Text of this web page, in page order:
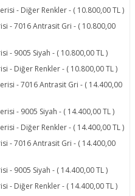
- Diğer Renkler - ( 10.800,00 TL )
- 7016 Antrasit Gri - ( 10.800,00
- 9005 Siyah - ( 10.800,00 TL )
- Diğer Renkler - ( 10.800,00 TL )
- 7016 Antrasit Gri - ( 14.400,00
- 9005 Siyah - ( 14.400,00 TL )
- Diğer Renkler - ( 14.400,00 TL )
- 7016 Antrasit Gri - ( 14.400,00
- 9005 Siyah - ( 14.400,00 TL )
- Diğer Renkler - ( 14.400,00 TL )